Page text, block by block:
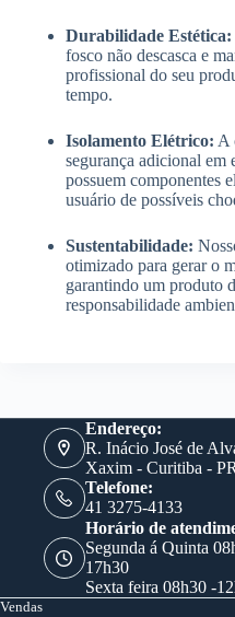
Durabilidade Estética:
fosco não descasca e
profissional do seu
tempo.
Isolamento Elétrico: A
segurança adicional em
possuem componentes
usuário de possíveis
Sustentabilidade:
otimizado para gerar o
garantindo um produto
responsabilidade
Endereço:
R. Inácio José de
Xaxim - Curitiba -
Telefone:
41 3275-4133
Horário de
Segunda á Quinta
17h30
Sexta feira 08h30 -
Vendas